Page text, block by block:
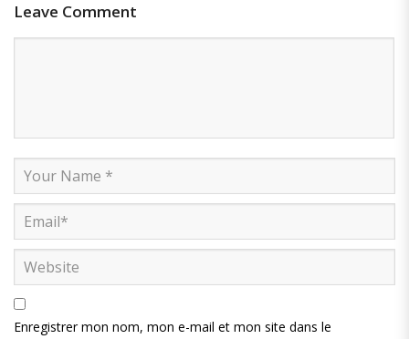
Leave Comment
Enregistrer mon nom, mon e-mail et mon site dans le